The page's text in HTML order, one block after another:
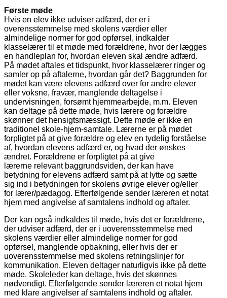
Første møde
Hvis en elev ikke udviser adfærd, der er i
overensstemmelse med skolens værdier eller
almindelige normer for god opførsel, indkalder
klasselærer til et møde med forældrene, hvor der lægges
en handleplan for, hvordan eleven skal ændre adfærd.
På mødet aftales et tidspunkt, hvor klasselærer ringer og
samler op på aftalerne, hvordan går det? Baggrunden for
mødet kan være elevens adfærd over for andre elever
eller voksne, fravær, manglende deltagelse i
undervisningen, forsømt hjemmearbejde, m.m. Eleven
kan deltage på dette møde, hvis lærere og forældre
skønner det hensigtsmæssigt. Dette møde er ikke en
traditionel skole-hjem-samtale. Lærerne er på mødet
forpligtet på at give forældre og elev en tydelig forståelse
af, hvordan elevens adfærd er, og hvad der ønskes
ændret. Forældrene er forpligtet på at give
lærerne relevant baggrundsviden, der kan have
betydning for elevens adfærd samt på at lytte og sætte
sig ind i betydningen for skolens øvrige elever og/eller
for lærer/pædagog. Efterfølgende sender læreren et notat
hjem med angivelse af samtalens indhold og aftaler.
Der kan også indkaldes til møde, hvis det er forældrene,
der udviser adfærd, der er i uoverensstemmelse med
skolens værdier eller almindelige normer for god
opførsel, manglende opbakning, eller hvis der er
uoverensstemmelse med skolens retningslinjer for
kommunikation. Eleven deltager naturligvis ikke på dette
møde. Skoleleder kan deltage, hvis det skønnes
nødvendigt. Efterfølgende sender læreren et notat hjem
med klare angivelser af samtalens indhold og aftaler.